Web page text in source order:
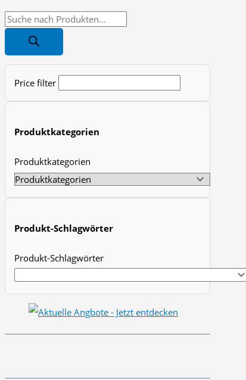
P
o
c
a
Price filter
Produktkategorien
Produktkategorien
Produkt-Schlagwörter
Produkt-Schlagwörter